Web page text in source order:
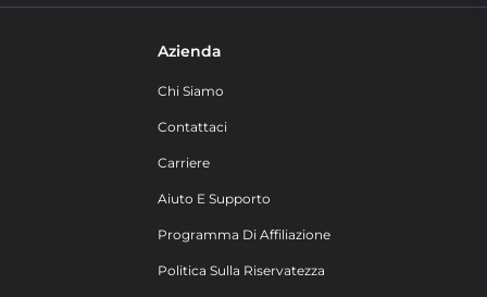
Azienda
Chi Siamo
Contattaci
Carriere
Aiuto E Supporto
Programma Di Affiliazione
Politica Sulla Riservatezza